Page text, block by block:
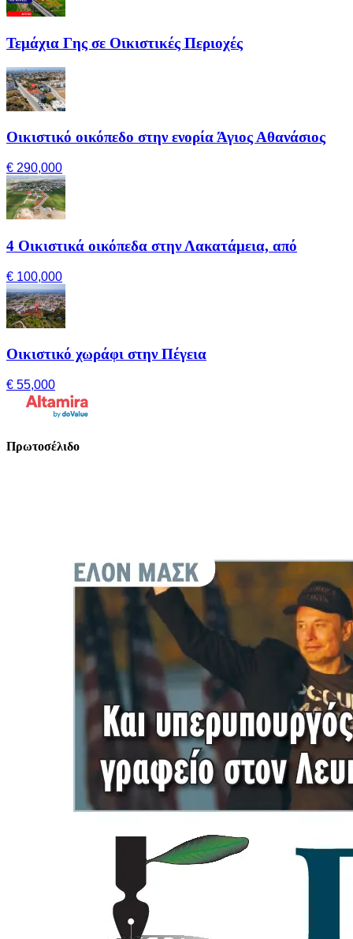
Τεμάχια Γης σε Οικιστικές Περιοχές
Οικιστικό οικόπεδο στην ενορία Άγιος Αθανάσιος
€ 290,000
4 Οικιστικά οικόπεδα στην Λακατάμεια, από
€ 100,000
Οικιστικό χωράφι στην Πέγεια
€ 55,000
Πρωτοσέλιδο